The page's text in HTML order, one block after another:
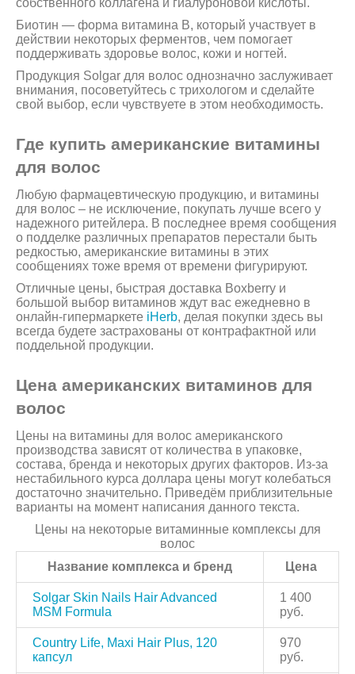
собственного коллагена и гиалуроновой кислоты.
Биотин — форма витамина В, который участвует в
действии некоторых ферментов, чем помогает
поддерживать здоровье волос, кожи и ногтей.
Продукция Solgar для волос однозначно заслуживает
внимания, посоветуйтесь с трихологом и сделайте
свой выбор, если чувствуете в этом необходимость.
Где купить американские витамины
для волос
Любую фармацевтическую продукцию, и витамины
для волос – не исключение, покупать лучше всего у
надежного ритейлера. В последнее время сообщения
о подделке различных препаратов перестали быть
редкостью, американские витамины в этих
сообщениях тоже время от времени фигурируют.
Отличные цены, быстрая доставка Boxberry и
большой выбор витаминов ждут вас ежедневно в
онлайн-гипермаркете iHerb, делая покупки здесь вы
всегда будете застрахованы от контрафактной или
поддельной продукции.
Цена американских витаминов для
волос
Цены на витамины для волос американского
производства зависят от количества в упаковке,
состава, бренда и некоторых других факторов. Из-за
нестабильного курса доллара цены могут колебаться
достаточно значительно. Приведём приблизительные
варианты на момент написания данного текста.
Цены на некоторые витаминные комплексы для
волос
Название комплекса и бренд
Цена
Solgar Skin Nails Hair Advanced
MSM Formula
1 400
руб.
Country Life, Maxi Hair Plus, 120
капсул
970
руб.